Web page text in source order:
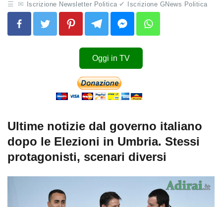
Iscrizione Newsletter Politica Iscrizione GNews Politica
Oggi in TV
Ultime notizie dal governo italiano
dopo le Elezioni in Umbria. Stessi
protagonisti, scenari diversi